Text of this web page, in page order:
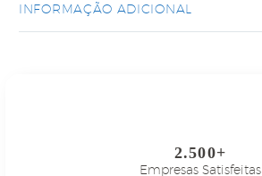
INFORMAÇÃO ADICIONAL
2.500+
Empresas Satisfeitas